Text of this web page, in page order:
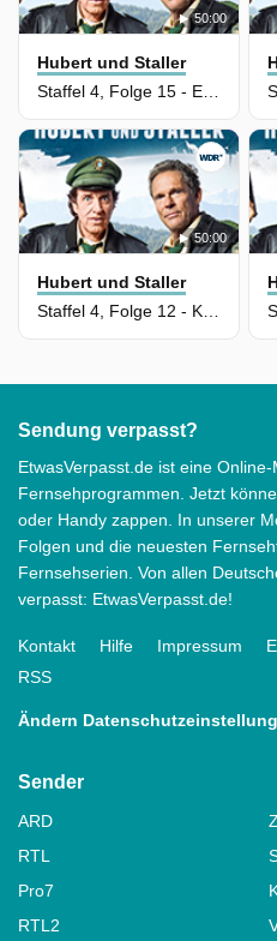
50:00
Hubert und Staller
Staffel 4, Folge 15 - Ein schmutziges Geschäft
50:00
Hubert und Staller
Sendung verpasst?
EtwasVerpasst.de ist eine
Fernsehprogrammen. Jetzt
oder Handy zappen. In unserer
Folgen und die neuesten
Fernsehserien. Von allen
verpasst: EtwasVerpasst.de!
Kontakt Hilfe Impressum
RSS
Ändern
Sender
ARD
RTL
Pro7
RTL2